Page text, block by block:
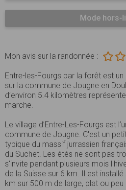
Mode hors-
Mon avis sur la randonnée :
Entre-les-Fourgs par la forêt est
sur la commune de Jougne en
d’environ 5.4 kilomètres
marche.
Le village d’Entre-Les-Fourgs est
commune de Jougne. C'est un
typique du massif jurrassien
du Suchet. Les étés ne sont pas
s'invite pendant plusieurs mois
de la Suisse sur 6 km. Il est
km sur 500 m de large, plat ou